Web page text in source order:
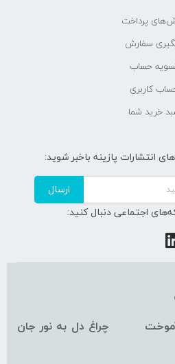
پرداخت
سفارش
حساب
کاربری
خرید شما
انتشارات پازینه باخبر شوید:
ارسال
اجتماعی دنبال کنید:
آموخت چراغ دل به نور جان